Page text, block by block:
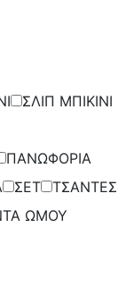
ΣΛΙΠ ΜΠΙΚΙΝΙ
ΠΑΝΩΦΟΡΙΑ
ΣΕΤ
ΤΣΑΝΤΕΣ
ΩΜΟΥ